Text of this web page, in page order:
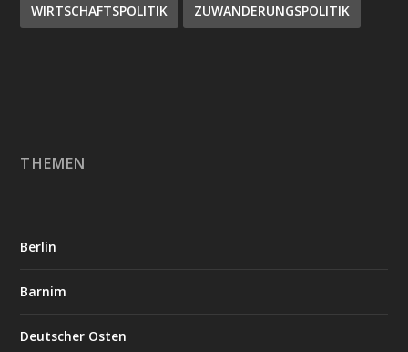
WIRTSCHAFTSPOLITIK ZUWANDERUNGSPOLITIK
THEMEN
Berlin
Barnim
Deutscher Osten